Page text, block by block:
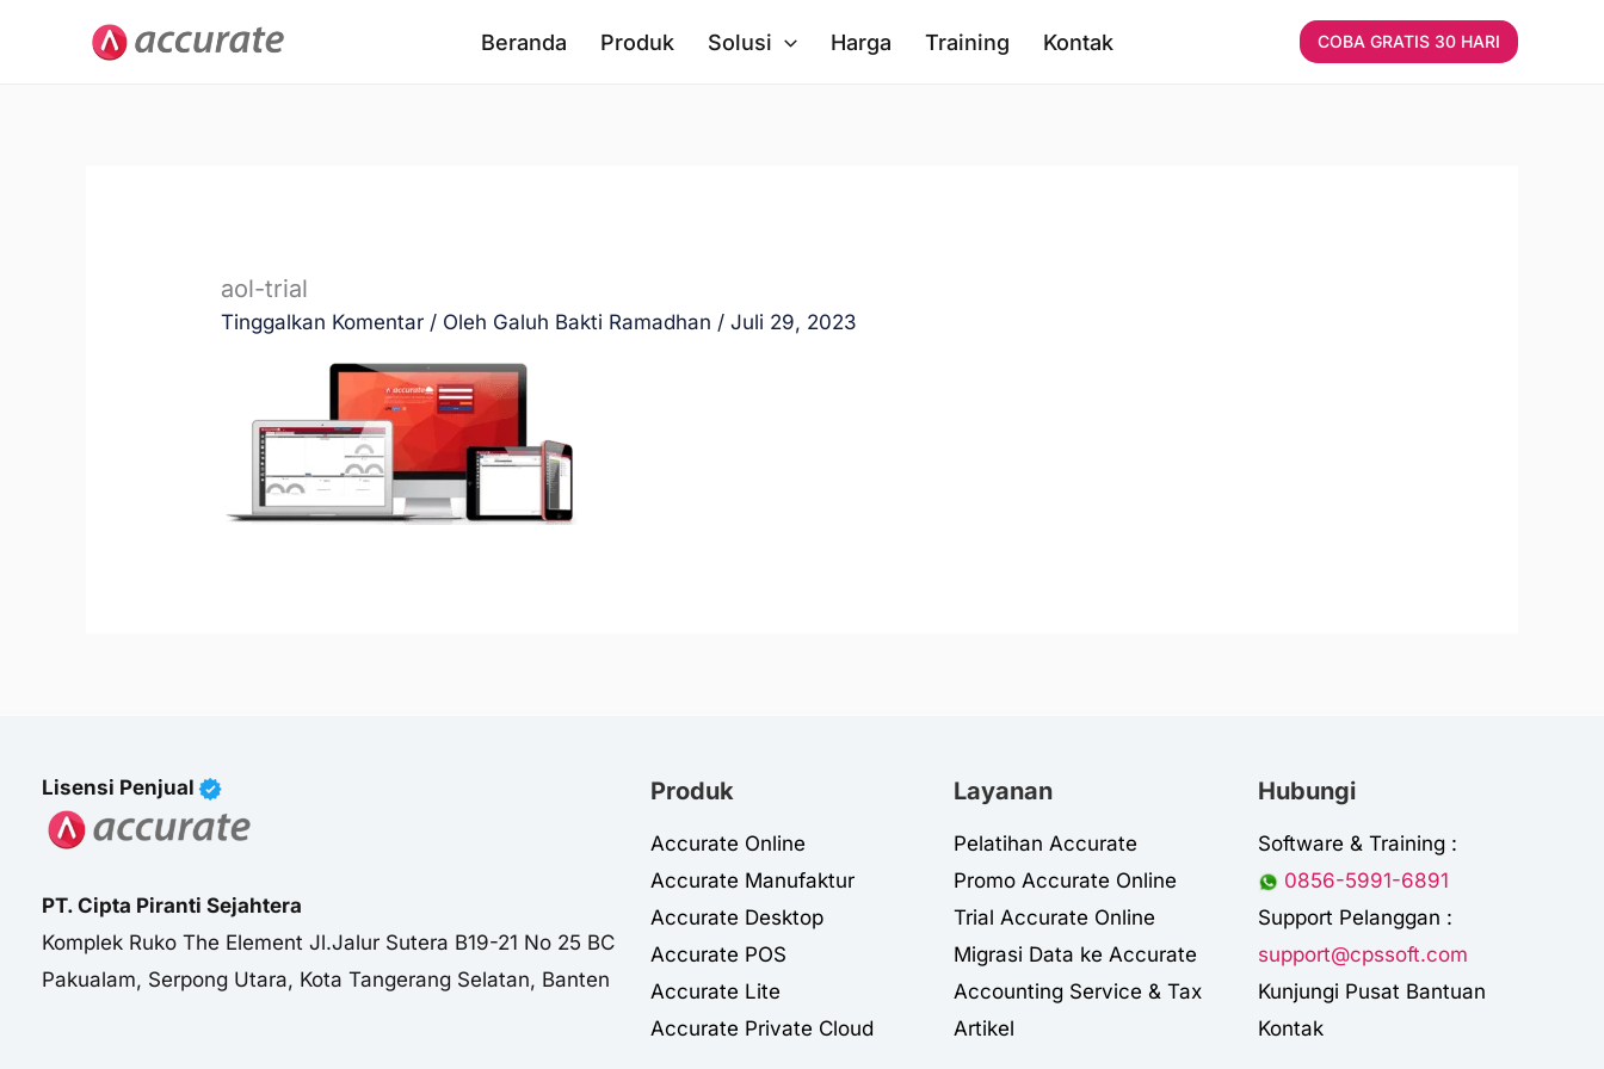
Beranda Produk Solusi Harga Training Kontak COBA GRATIS 30 HARI
aol-trial
Tinggalkan Komentar / Oleh Galuh Bakti Ramadhan /Juli 29, 2023
Lisensi Penjual
PT. Cipta Piranti Sejahtera
Komplek Ruko The Element Jl.Jalur Sutera B19-21 No 25 BC
Pakualam, Serpong Utara, Kota Tangerang Selatan, Banten
Produk
Accurate Online
Accurate Manufaktur
Accurate Desktop
Accurate POS
Accurate Lite
Accurate Private Cloud
Layanan
Pelatihan Accurate
Promo Accurate Online
Trial Accurate Online
Migrasi Data ke Accurate
Accounting Service & Tax
Artikel
Hubungi
Software & Training :
0856-5991-6891
Support Pelanggan :
support@cpssoft.com
Kunjungi Pusat Bantuan
Kontak